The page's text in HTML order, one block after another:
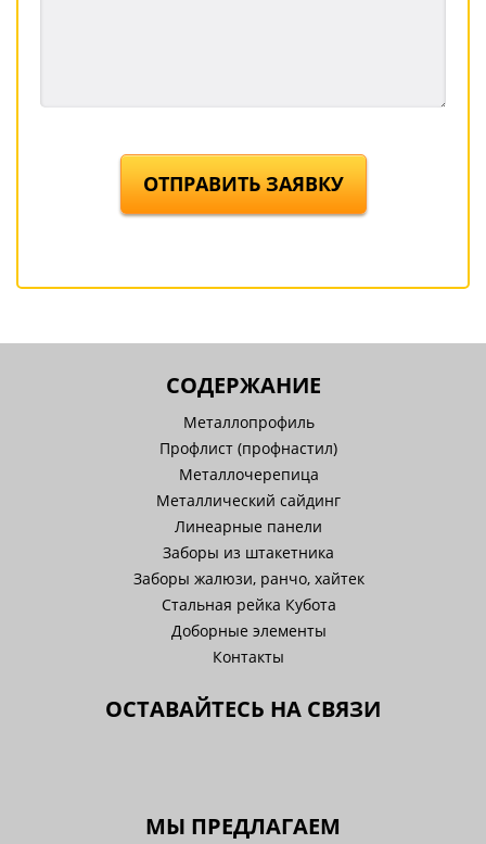
ОТПРАВИТЬ ЗАЯВКУ
СОДЕРЖАНИЕ
Металлопрофиль
Профлист (профнастил)
Металлочерепица
Металлический сайдинг
Линеарные панели
Заборы из штакетника
Заборы жалюзи, ранчо, хайтек
Стальная рейка Кубота
Доборные элементы
Контакты
ОСТАВАЙТЕСЬ НА СВЯЗИ
МЫ ПРЕДЛАГАЕМ